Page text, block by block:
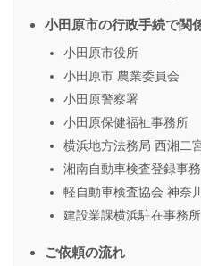
小田原市の行政手続で関
小田原市役所
小田原市 農業委員会
小田原警察署
小田原保健福祉事務所
横浜地方法務局 西湘二
湘南自動車検査登録事
軽自動車検査協会 神奈
建設業課横浜駐在事務所
ご依頼の流れ